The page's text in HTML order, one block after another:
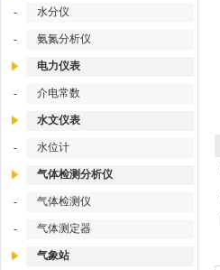
- 水分仪
- 氨氮分析仪
电力仪表
- 介电常数
水文仪表
- 水位计
气体检测分析仪
- 气体检测仪
- 气体测定器
气象站